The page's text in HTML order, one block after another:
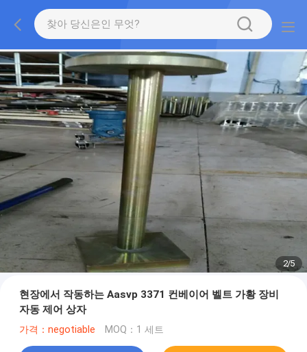
2/5
현장에서 작동하는 Aasvp 3371 컨베이어 벨트 가황 장비
자동 제어 상자
가격：negotiable MOQ：1 세트